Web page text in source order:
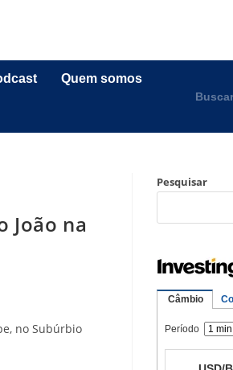
Quem somos
João na
no Subúrbio
Pesquisar